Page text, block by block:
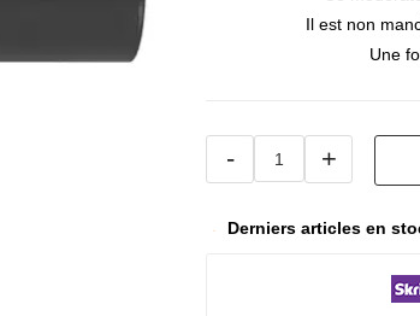
Il est non
Une
- +
Derniers articles en